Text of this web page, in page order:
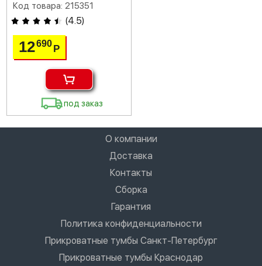
Код товара: 215351
(4.5)
12690Р
под заказ
О компании
Доставка
Контакты
Сборка
Гарантия
Политика конфиденциальности
Прикроватные тумбы Санкт-Петербург
Прикроватные тумбы Краснодар